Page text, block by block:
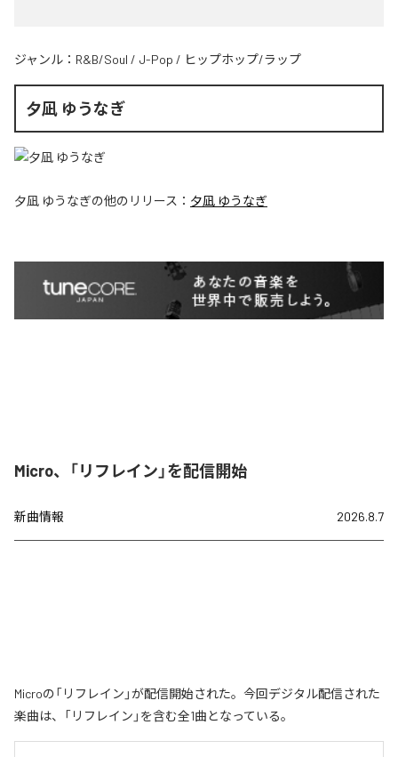
ジャンル： R&B/Soul / J-Pop / ヒップホップ/ラップ
夕凪 ゆうなぎ
夕凪 ゆうなぎの他のリリース： 夕凪 ゆうなぎ
Micro、「リフレイン」を配信開始
新曲情報 2026.8.7
Microの「リフレイン」が配信開始された。今回デジタル配信された
楽曲は、「リフレイン」を含む全1曲となっている。